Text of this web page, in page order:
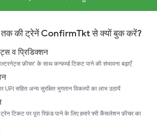
तक की ट्रेनें ConfirmTkt से क्यों बुक करें?
व प्रिडिक्शन
फ़ीचर' के साथ कन्फर्म्ड टिकट पाने की संभावना बढ़ाएँ
सहित अन्य सुरक्षित भुगतान विकल्पों का लाभ उठायें
टिकट पर पूरा रिफ़ंड पाने के लिए हमारे फ़्री कैंसलेशन फ़ीचर का